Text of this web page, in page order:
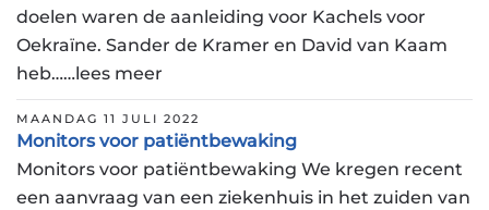
doelen waren de aanleiding voor Kachels voor
Oekraïne. Sander de Kramer en David van Kaam
heb……lees meer
MAANDAG 11 JULI 2022
Monitors voor patiëntbewaking
Monitors voor patiëntbewaking We kregen recent
een aanvraag van een ziekenhuis in het zuiden van